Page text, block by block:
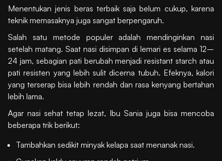
Menentukan jenis beras terbaik saja belum cukup, karena
teknik memasaknya juga sangat berpengaruh.
Salah satu metode populer adalah mendinginkan nasi
setelah matang. Saat nasi disimpan di lemari es selama 12–
24 jam, sebagian pati berubah menjadi resistant starch atau
pati resisten yang lebih sulit dicerna tubuh. Efeknya, kalori
yang terserap bisa lebih rendah dan rasa kenyang bertahan
lebih lama.
Agar nasi sehat tetap lezat, Ibu Sania juga bisa mencoba
beberapa trik berikut:
Tambahkan sedikit minyak kelapa saat menanak nasi.